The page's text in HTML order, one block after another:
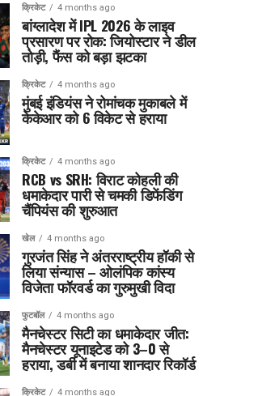
क्रिकेट 4 months ago
बांग्लादेश में IPL 2026 के लाइव
प्रसारण पर रोक: जियोस्टार ने डील
तोड़ी, फैंस को बड़ा झटका
क्रिकेट 4 months ago
मुंबई इंडियंस ने रोमांचक मुकाबले में
केकेआर को 6 विकेट से हराया
क्रिकेट 4 months ago
RCB vs SRH: विराट कोहली की
धमाकेदार पारी से चमकी डिफेंडिंग
चैंपियंस की शुरुआत
खेल 4 months ago
गुरजंत सिंह ने अंतरराष्ट्रीय हॉकी से
लिया संन्यास – ओलंपिक कांस्य
विजेता फॉरवर्ड का गुरुमुखी विदा
फुटबॉल 4 months ago
मैनचेस्टर सिटी का धमाकेदार जीत:
मैनचेस्टर यूनाइटेड को 3–0 से
हराया, डर्बी में बनाया शानदार रिकॉर्ड
क्रिकेट 4 months ago